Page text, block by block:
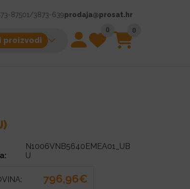
87501/3873-639prodaja@prosat.hr
proizvodi
0 0
N1006VNB5640EMEA01_UB
U
796,96€